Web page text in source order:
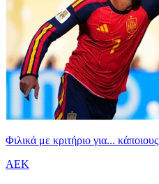
Φιλικά με κριτήριο για... κάποιους
ΑΕΚ